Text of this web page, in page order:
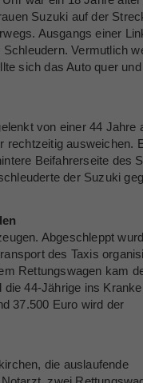
Suzuki auf der
Ausgangs einer
Vermutlich
sich das Auto quer und
von einer 44 Jahre
rechtzeitig ausweichen.
Beifahrerseite des
der Suzuki
Abgeschleppt
des Taxis
Rettungswagen kam
44-Jährige ins
37.500 Euro wird der
die auslaufende